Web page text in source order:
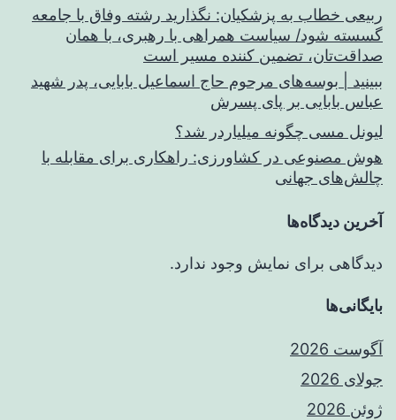
ربیعی خطاب به پزشکیان: نگذارید رشته وفاق با جامعه
گسسته شود/ سیاست همراهی با رهبری، با همان
صداقت‌تان، تضمین کننده مسیر است
ببینید | بوسه‌های مرحوم حاج اسماعیل بابایی، پدر شهید
عباس بابایی بر پای پسرش
لیونل مسی چگونه میلیاردر شد؟
هوش مصنوعی در کشاورزی: راهکاری برای مقابله با
چالش‌های جهانی
آخرین دیدگاه‌ها
دیدگاهی برای نمایش وجود ندارد.
بایگانی‌ها
آگوست 2026
جولای 2026
ژوئن 2026